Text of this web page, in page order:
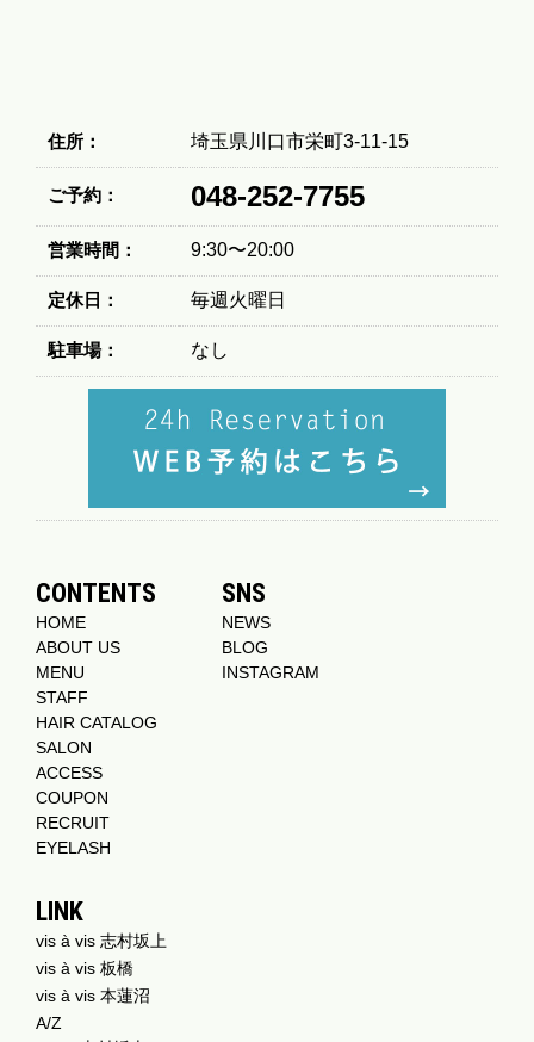
住所： 埼玉県川口市栄町3-11-15
ご予約： 048-252-7755
営業時間： 9:30〜20:00
定休日： 毎週火曜日
駐車場： なし
CONTENTS
HOME
ABOUT US
MENU
STAFF
HAIR CATALOG
SALON
ACCESS
COUPON
RECRUIT
EYELASH
SNS
NEWS
BLOG
INSTAGRAM
LINK
vis à vis 志村坂上
vis à vis 板橋
vis à vis 本蓮沼
A/Z